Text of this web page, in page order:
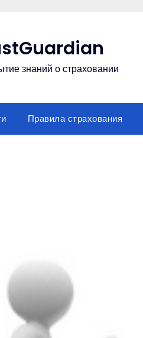
знаний о страховании
Правила страхования